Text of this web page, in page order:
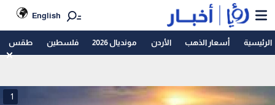
English
الرئيسية أسعار الذهب الأردن مونديال 2026 فلسطين طقس
1